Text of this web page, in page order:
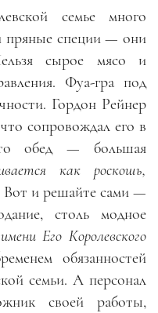
семье много
пряные специи — они
сырое мясо и
Фуа-гра под
Гордон Рейнер
сопровождал его в
обед — большая
как роскошь,
Вот и решайте сами —
столь модное
Его Королевского
обязанностей
семьи. А персонал
своей работы,